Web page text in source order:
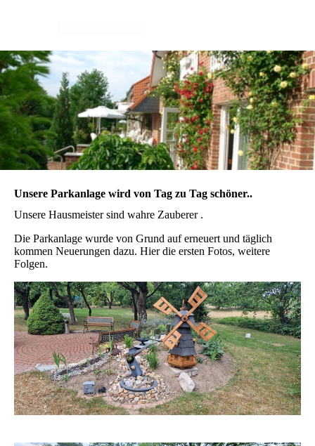
Unsere Parkanlage wird von Tag zu Tag schöner..
Unsere Hausmeister sind wahre Zauberer .
Die Parkanlage wurde von Grund auf erneuert und täglich
kommen Neuerungen dazu. Hier die ersten Fotos, weitere
Folgen.